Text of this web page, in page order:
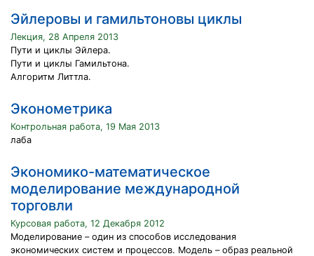
Эйлеровы и гамильтоновы циклы
Лекция, 28 Апреля 2013
Пути и циклы Эйлера.
Пути и циклы Гамильтона.
Алгоритм Литтла.
Эконометрика
Контрольная работа, 19 Мая 2013
лаба
Экономико-математическое
моделирование международной
торговли
Курсовая работа, 12 Декабря 2012
Моделирование – один из способов исследования
экономических систем и процессов. Модель – образ реальной